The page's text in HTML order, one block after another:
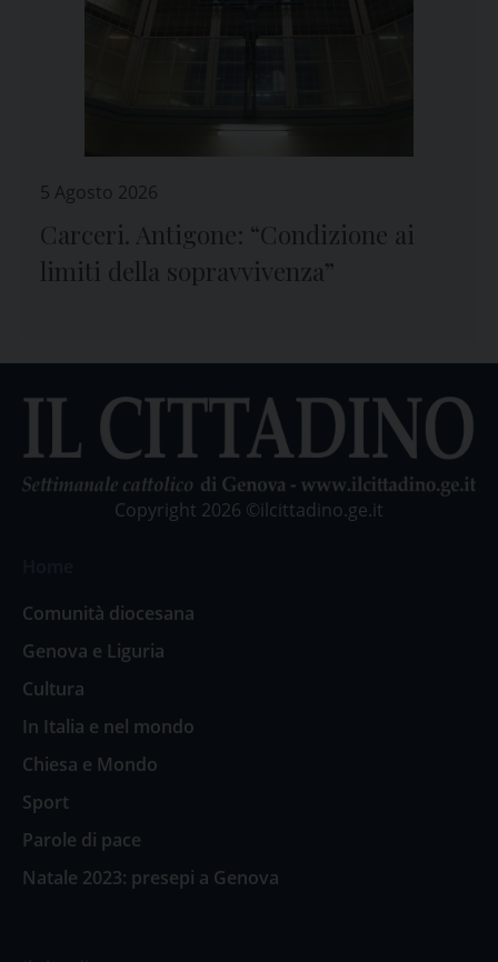
5 Agosto 2026
Carceri. Antigone: “Condizione ai
limiti della sopravvivenza”
Copyright 2026 ©ilcittadino.ge.it
Comunità diocesana
Genova e Liguria
Cultura
In Italia e nel mondo
Chiesa e Mondo
Sport
Parole di pace
Natale 2023: presepi a Genova